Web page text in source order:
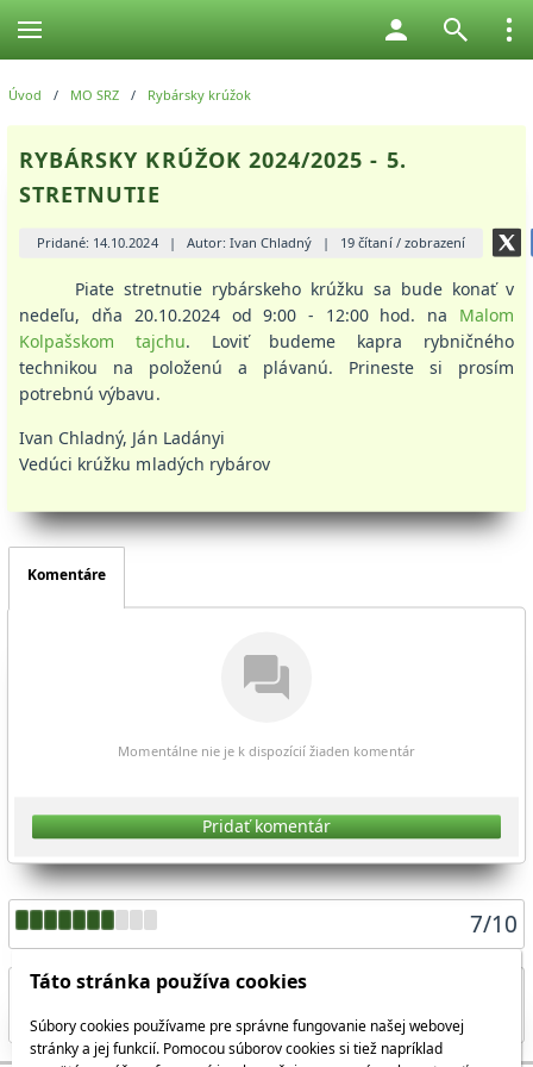
7/10
Zdieľať aktuálnu stránku
Úvod / MO SRZ / Rybársky krúžok
RYBÁRSKY KRÚŽOK 2024/2025 - 5.
STRETNUTIE
Pridané: 14.10.2024| Autor: Ivan Chladný | 19 čítaní / zobrazení
Piate stretnutie rybárskeho krúžku sa bude konať v
nedeľu, dňa 20.10.2024 od 9:00 - 12:00 hod. na Malom
Kolpašskom tajchu. Loviť budeme kapra rybničného
technikou na položenú a plávanú. Prineste si prosím
potrebnú výbavu.
Ivan Chladný, Ján Ladányi
Vedúci krúžku mladých rybárov
Komentáre
Momentálne nie je k dispozícií žiaden komentár
Pridať komentár
Táto stránka používa cookies
Súbory cookies používame pre správne fungovanie našej webovej
stránky a jej funkcií. Pomocou súborov cookies si tiež napríklad